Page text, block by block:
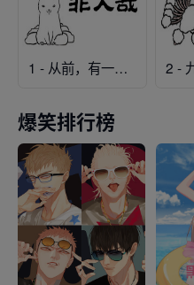
1 - 从前，有一只九尾狐
爆笑排行榜